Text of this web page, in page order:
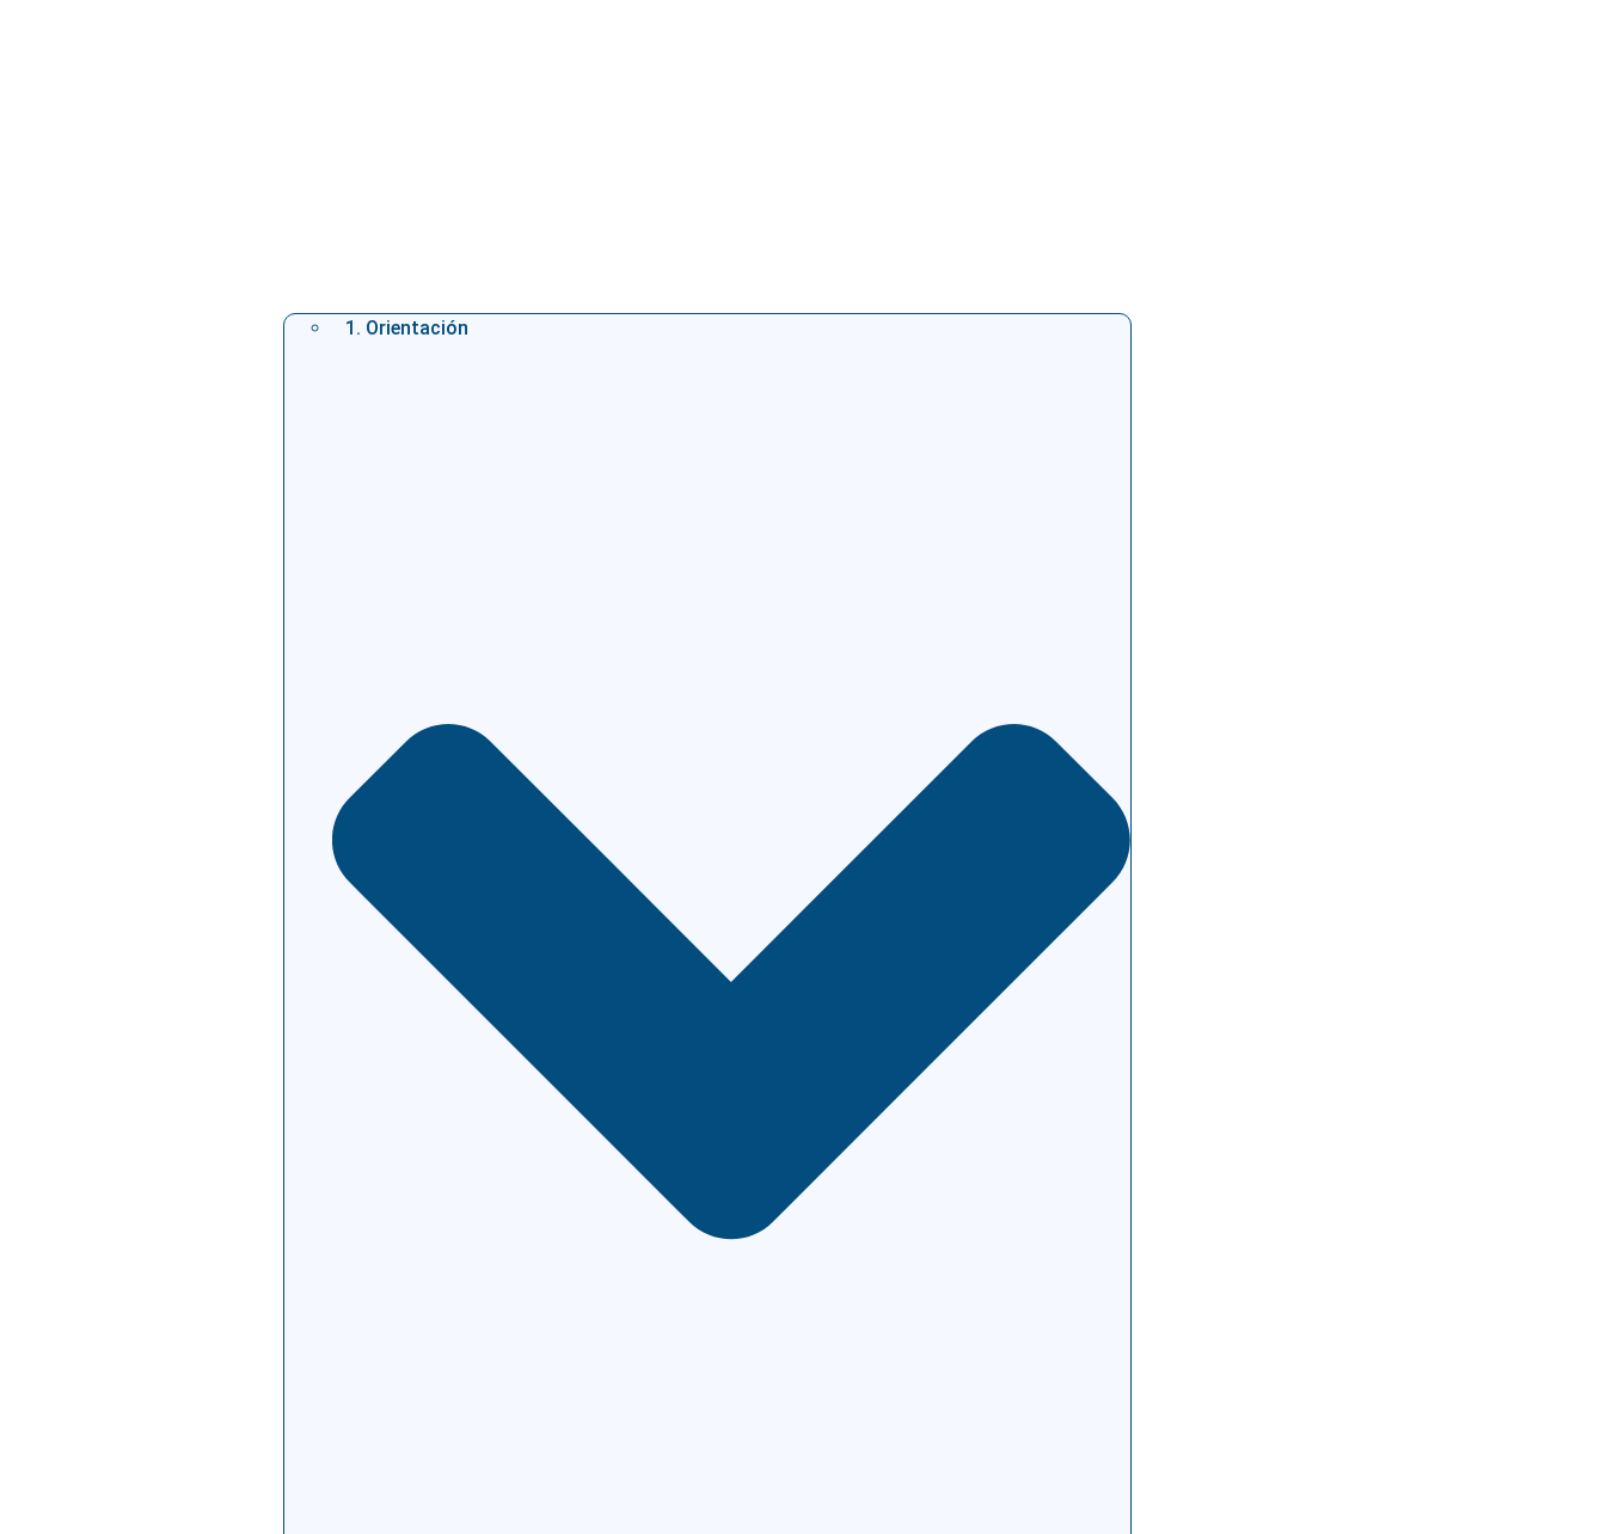
1. Orientación